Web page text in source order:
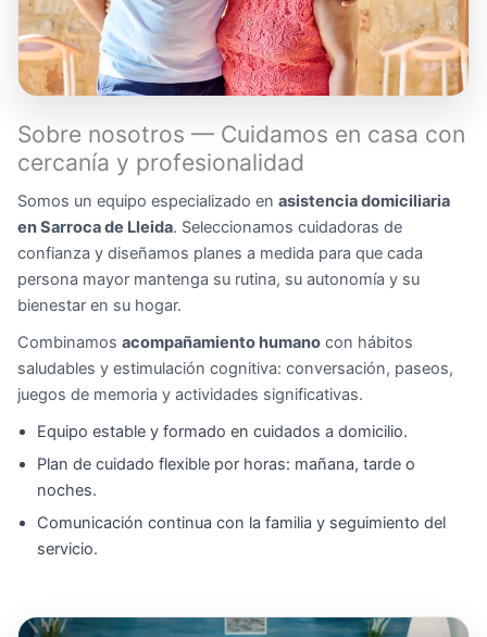
Sobre nosotros — Cuidamos en casa con
cercanía y profesionalidad
Somos un equipo especializado en asistencia domiciliaria
en Sarroca de Lleida. Seleccionamos cuidadoras de
confianza y diseñamos planes a medida para que cada
persona mayor mantenga su rutina, su autonomía y su
bienestar en su hogar.
Combinamos acompañamiento humano con hábitos
saludables y estimulación cognitiva: conversación, paseos,
juegos de memoria y actividades significativas.
Equipo estable y formado en cuidados a domicilio.
Plan de cuidado flexible por horas: mañana, tarde o
noches.
Comunicación continua con la familia y seguimiento del
servicio.